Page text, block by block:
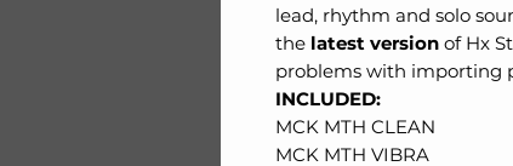
lead, rhythm and solo
the latest version of Hx
problems with importing
INCLUDED:
MCK MTH CLEAN
MCK MTH VIBRA